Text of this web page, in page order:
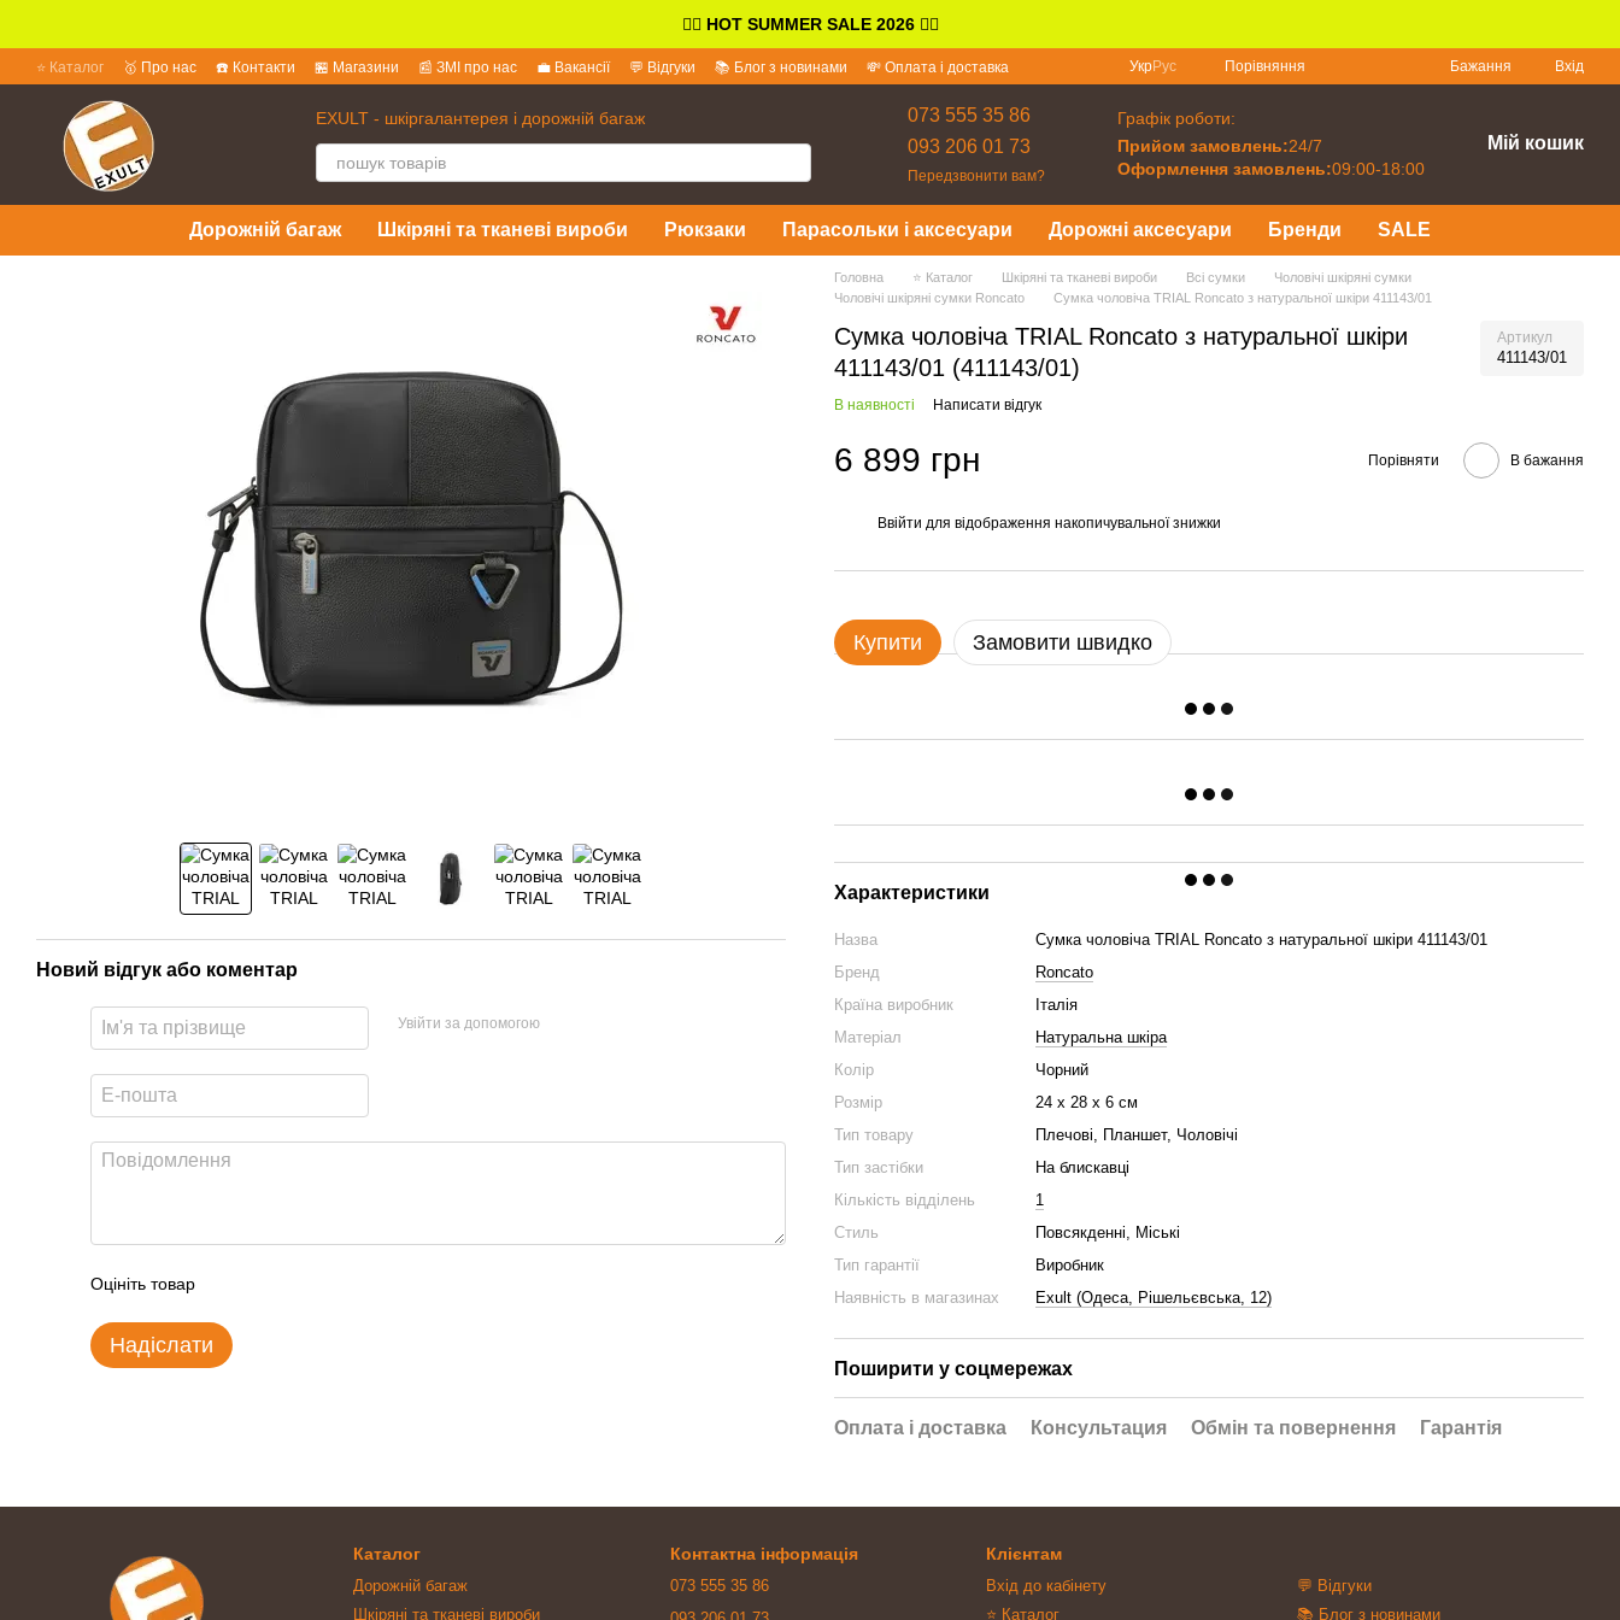
👉🏻 HOT SUMMER SALE 2026👈🏻
⭐ Каталог 🥇 Про нас ☎️ Контакти 🏪 Магазини 📰 ЗМІ про нас 💼 Вакансії 💬 Відгуки 📚 Блог з новинами
💸 Оплата і доставка
УкрРус Порівняння Бажання Вхід
EXULT - шкіргалантерея і дорожній багаж
073 555 35 86
093 206 01 73
Передзвонити вам?
Графік роботи:
Прийом замовлень:24/7
Оформлення замовлень:09:00-18:00
Мій кошик
Дорожній багаж Шкіряні та тканеві вироби Рюкзаки Парасольки і аксесуари Дорожні аксесуари Бренди SALE
Новий відгук або коментар
Увійти за допомогою
Оцініть товар
Надіслати
Головна ⭐ Каталог Шкіряні та тканеві вироби Всі сумки
Чоловічі шкіряні сумки
Чоловічі шкіряні сумки Roncato
Сумка чоловіча TRIAL Roncato з натуральної шкіри 411143/01
Сумка чоловіча TRIAL Roncato з натуральної шкіри
411143/01 (411143/01)
Артикул
411143/01
В наявності Написати відгук
6 899 грн Порівняти В бажання
Ввійти для відображення накопичувальної знижки
Купити Замовити швидко
Характеристики
Назва
Сумка чоловіча TRIAL Roncato з натуральної шкіри 411143/01
Бренд
Roncato
Країна виробник
Італія
Матеріал
Натуральна шкіра
Колір
Чорний
Розмір
24 x 28 x 6 см
Тип товару
Плечові, Планшет, Чоловічі
Тип застібки
На блискавці
Кількість відділень
1
Стиль
Повсякденні, Міські
Тип гарантії
Виробник
Наявність в магазинах
Exult (Одеса, Рішельєвська, 12)
Поширити у соцмережах
Оплата і доставка Консультация Обмін та повернення Гарантія
Каталог
Дорожній багаж
Шкіряні та тканеві вироби
Контактна інформація
073 555 35 86
Клієнтам
Вхід до кабінету
⭐ Каталог
💬 Відгуки
📚 Блог з новинами